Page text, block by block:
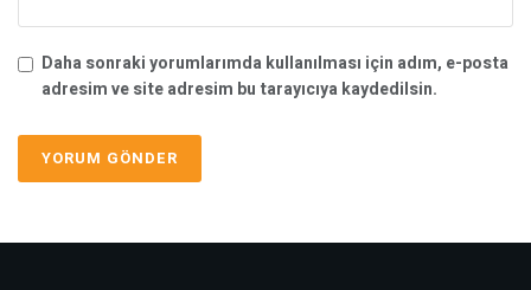
Daha sonraki yorumlarımda kullanılması için adım, e-posta
adresim ve site adresim bu tarayıcıya kaydedilsin.